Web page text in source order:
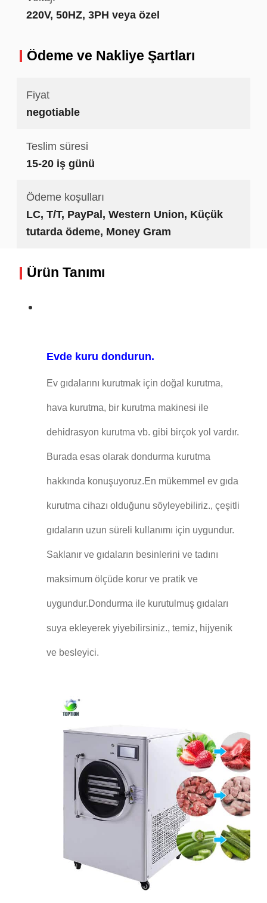
220V, 50HZ, 3PH veya özel
Ödeme ve Nakliye Şartları
Fiyat
negotiable
Teslim süresi
15-20 iş günü
Ödeme koşulları
LC, T/T, PayPal, Western Union, Küçük
tutarda ödeme, Money Gram
Ürün Tanımı
Evde kuru dondurun.
Ev gıdalarını kurutmak için doğal kurutma,
hava kurutma, bir kurutma makinesi ile
dehidrasyon kurutma vb. gibi birçok yol vardır.
Burada esas olarak dondurma kurutma
hakkında konuşuyoruz.En mükemmel ev gıda
kurutma cihazı olduğunu söyleyebiliriz., çeşitli
gıdaların uzun süreli kullanımı için uygundur.
Saklanır ve gıdaların besinlerini ve tadını
maksimum ölçüde korur ve pratik ve
uygundur.Dondurma ile kurutulmuş gıdaları
suya ekleyerek yiyebilirsiniz., temiz, hijyenik
ve besleyici.